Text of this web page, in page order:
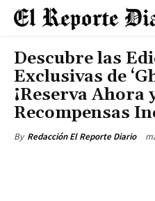
Descubre las
Exclusivas de
¡Reserva Ahora
Recompensas
By Redacción El Reporte Diario